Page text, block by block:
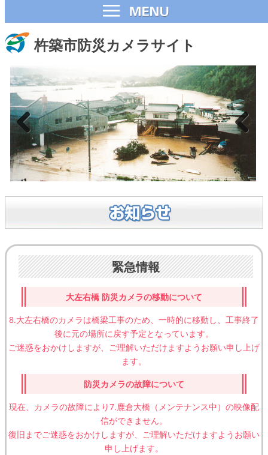
杵築市防災カメラサイト
緊急情報
大左右橋 防災カメラの移動について
8.大左右橋のカメラは橋梁工事のため、一時的に移動し、工事終了
後に元の場所に戻す予定となっています。
ご迷惑をおかけしますが、ご理解いただけますようお願い申し上げ
ます。
防災カメラの故障について
現在、カメラの故障により7.鹿倉大橋（メンテナンス中）の映像配
信ができません。
復旧までご迷惑をおかけしますが、ご理解いただけますようお願い
申し上げます。